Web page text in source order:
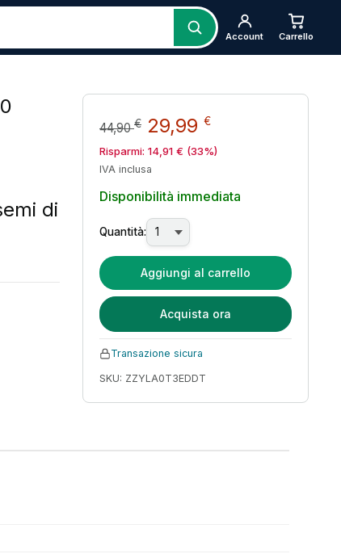
Account Carrello
di
44,90€ Il prezzo originale
29,99 €Il prezzo
Risparmi: 14,91 € (33%)
IVA inclusa
Disponibilità immediata
Quantità:
Aggiungi al carrello
Acquista ora
Transazione sicura
SKU: ZZYLA0T3EDDT